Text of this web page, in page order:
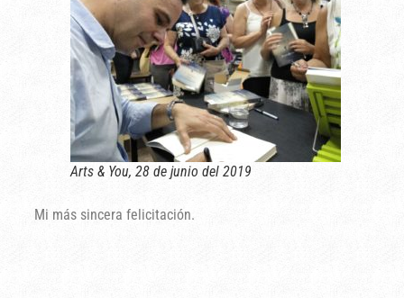
Arts & You, 28 de junio del 2019
Mi más sincera felicitación.